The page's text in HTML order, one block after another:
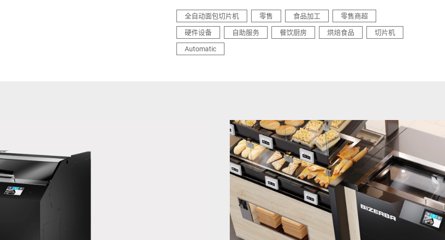
全自动面包切片机 零售 食品加工
零售商超
硬件设备
自助服务 餐饮厨房 烘焙食品
切片机
Automatic